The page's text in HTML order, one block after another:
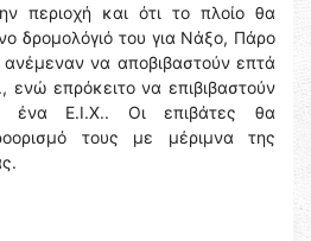
περιοχή και ότι το πλοίο θα
δρομολόγιό του για Νάξο, Πάρο
ανέμεναν να αποβιβαστούν επτά
ενώ επρόκειτο να επιβιβαστούν
ένα Ε.Ι.Χ.. Οι επιβάτες θα
τους με μέριμνα της